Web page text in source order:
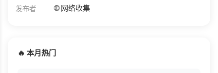
发布者 🌐 网络收集
🔥 本月热门